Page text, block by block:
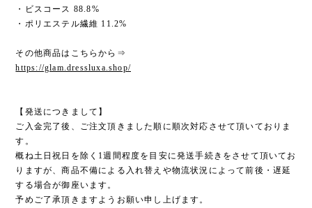
・ビスコース 88.8%
・ポリエステル繊維 11.2%
その他商品はこちらから⇒
https://glam.dressluxa.shop/
【発送につきまして】
ご入金完了後、ご注文頂きました順に順次対応させて頂いておりま
す。
概ね土日祝日を除く1週間程度を目安に発送手続きをさせて頂いてお
りますが、商品不備による入れ替えや物流状況によって前後・遅延
する場合が御座います。
予めご了承頂きますようお願い申し上げます。